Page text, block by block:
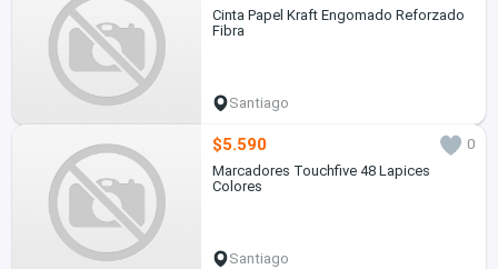
Cinta Papel Kraft Engomado Reforzado
Fibra
Santiago
$5.590
0
Marcadores Touchfive 48 Lapices
Colores
Santiago